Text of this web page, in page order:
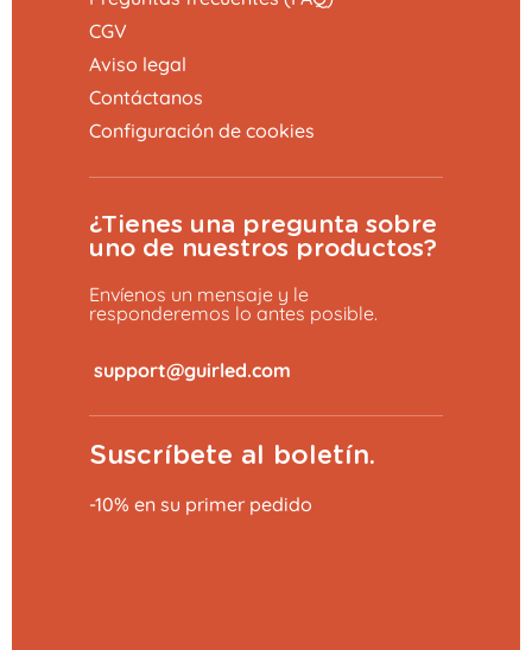
CGV
Aviso legal
Contáctanos
Configuración de cookies
¿Tienes una pregunta sobre
uno de nuestros productos?
Envíenos un mensaje y le
responderemos lo antes posible.
Suscríbete al boletín.
-10% en su primer pedido